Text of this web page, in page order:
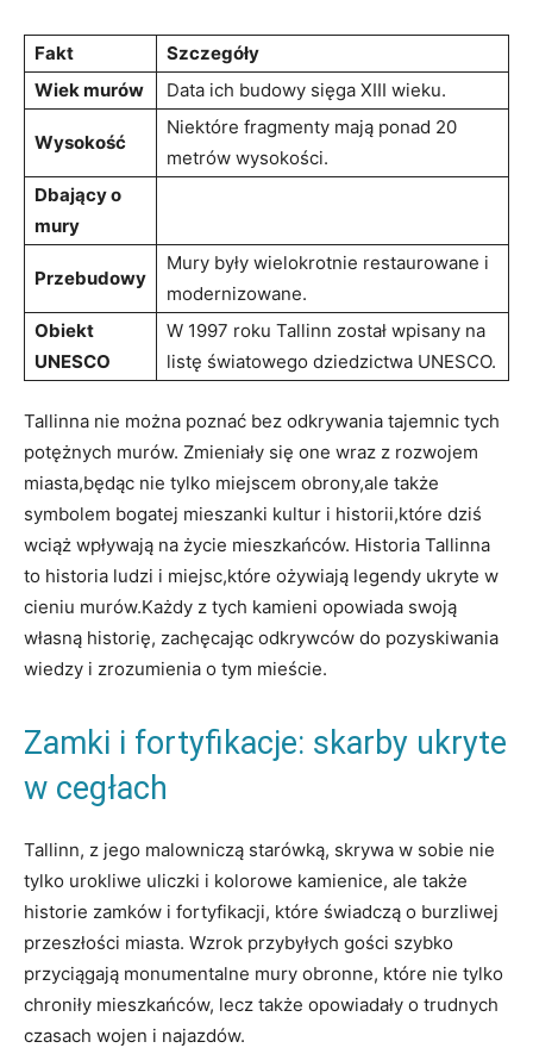
Fakt
Szczegóły
Wiek murów
Data​ ich budowy ‍sięga XIII wieku.
Wysokość
Niektóre⁣ fragmenty mają ⁤ponad 20
metrów ‍wysokości.
Dbający o
mury
Przebudowy
Mury były wielokrotnie restaurowane i
modernizowane.
Obiekt
UNESCO
W 1997 roku Tallinn został ⁢wpisany na
listę ‌światowego ⁢dziedzictwa UNESCO.
Tallinna nie można ‌poznać bez ⁣odkrywania tajemnic tych
potężnych murów. Zmieniały się one wraz⁢ z ⁣rozwojem
miasta,będąc⁣ nie tylko miejscem obrony,ale także
symbolem⁣ bogatej mieszanki kultur i historii,które dziś
wciąż wpływają‍ na⁢ życie mieszkańców. Historia Tallinna
to historia ludzi i miejsc,które‍ ożywiają legendy ukryte w
cieniu murów.Każdy z tych kamieni opowiada swoją
własną historię,​ zachęcając odkrywców do pozyskiwania
wiedzy i ‌zrozumienia⁢ o tym mieście.
Zamki i fortyfikacje: skarby ukryte
w cegłach
Tallinn, z jego malowniczą starówką, skrywa w sobie nie
tylko urokliwe uliczki i kolorowe kamienice, ale także
historie zamków i fortyfikacji, które świadczą ‍o​ burzliwej
przeszłości miasta. Wzrok przybyłych gości szybko
przyciągają monumentalne mury obronne, które nie​ tylko⁢
chroniły mieszkańców, lecz ⁤także⁢ opowiadały o⁤ trudnych
czasach ‍wojen ‌i najazdów.